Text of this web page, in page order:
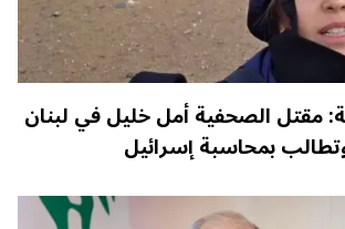
مقتل الصحفية أمل خليل في لبنان
بمحاسبة إسرائيل